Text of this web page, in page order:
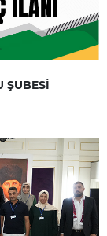
ŞUBESİ